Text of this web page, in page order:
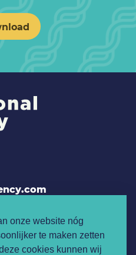
onze website nóg
te maken zetten
cookies kunnen wij